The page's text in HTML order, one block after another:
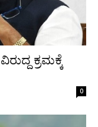
ಕ್ರಮಕ್ಕೆ
0